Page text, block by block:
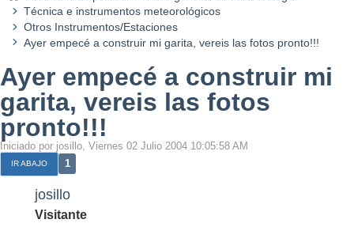
Técnica e instrumentos meteorológicos
Otros Instrumentos/Estaciones
Ayer empecé a construir mi garita, vereis las fotos pronto!!!
Ayer empecé a construir mi
garita, vereis las fotos
pronto!!!
Iniciado por josillo, Viernes 02 Julio 2004 10:05:58 AM
IR ABAJO 1
josillo
Visitante